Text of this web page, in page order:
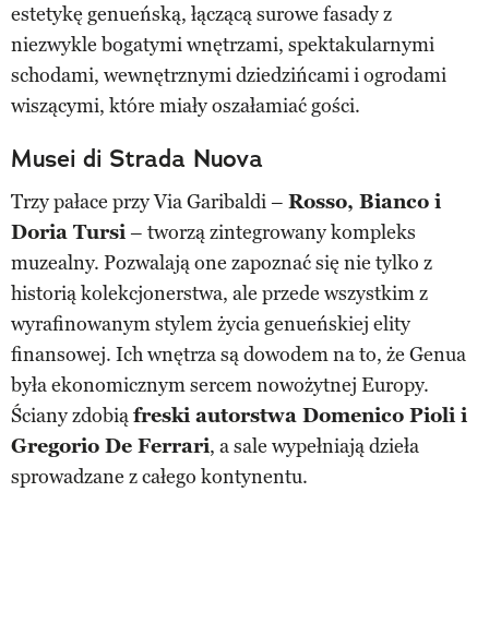
estetykę genueńską, łączącą surowe fasady z
niezwykle bogatymi wnętrzami, spektakularnymi
schodami, wewnętrznymi dziedzińcami i ogrodami
wiszącymi, które miały oszałamiać gości.
Musei di Strada Nuova
Trzy pałace przy Via Garibaldi – Rosso, Bianco i
Doria Tursi– tworzą zintegrowany kompleks
muzealny. Pozwalają one zapoznać się nie tylko z
historią kolekcjonerstwa, ale przede wszystkim z
wyrafinowanym stylem życia genueńskiej elity
finansowej. Ich wnętrza są dowodem na to, że Genua
była ekonomicznym sercem nowożytnej Europy.
Ściany zdobiąfreski autorstwa Domenico Pioli i
Gregorio De Ferrari, a sale wypełniają dzieła
sprowadzane z całego kontynentu.